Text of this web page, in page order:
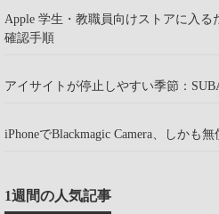
Apple 学生・教職員向けストアに入る
確認手順
アイサイトが停止しやすい季節：
iPhoneでBlackmagic Camera、しかも無
1週間の人気記事